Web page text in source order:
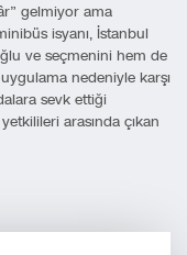
gelmiyor ama
isyanı, İstanbul
ve seçmenini hem de
nedeniyle karşı
sevk ettiği
arasında çıkan